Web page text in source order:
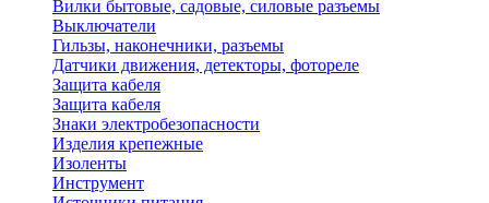
Вилки бытовые, садовые, силовые разъемы
Выключатели
Гильзы, наконечники, разъемы
Датчики движения, детекторы, фотореле
Защита кабеля
Защита кабеля
Знаки электробезопасности
Изделия крепежные
Изоленты
Инструмент